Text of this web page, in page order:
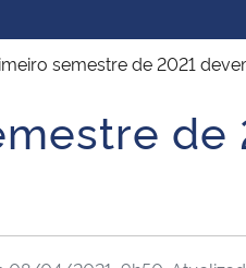
semestre de 2021
de